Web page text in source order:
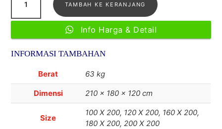
Tempat
Tidur
Jati
Ukir
TAMBAH KE KERANJANG
Info Harga & Detail
INFORMASI TAMBAHAN
Berat 63 kg
Dimensi 210 × 180 × 120 cm
Size
100 X 200, 120 X 200, 160 X 200,
180 X 200, 200 X 200